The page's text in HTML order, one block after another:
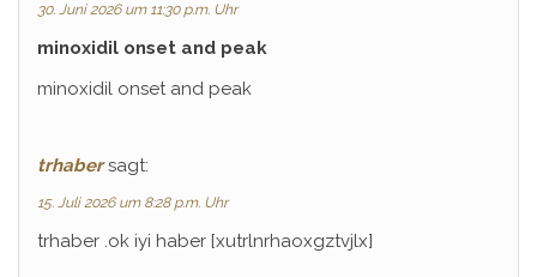
30. Juni 2026 um 11:30 p.m. Uhr
minoxidil onset and peak
minoxidil onset and peak
trhaber sagt:
15. Juli 2026 um 8:28 p.m. Uhr
trhaber .ok iyi haber [xutrlnrhaoxgztvjlx]